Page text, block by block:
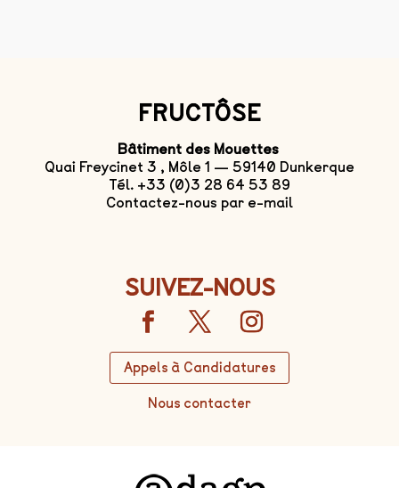
FRUCTÔSE
Bâtiment des Mouettes
Quai Freycinet 3 , Môle 1 — 59140 Dunkerque
Tél. +33 (0)3 28 64 53 89
Contactez-nous par e-mail
SUIVEZ-NOUS
Appels à Candidatures
Nous contacter